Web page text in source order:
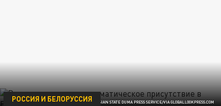
ФОТО: RUSSIAN STATE DUMA PRESS SERVICE/VIA GLOBALLOOKPRESS.COM
РОССИЯ И БЕЛОРУССИЯ